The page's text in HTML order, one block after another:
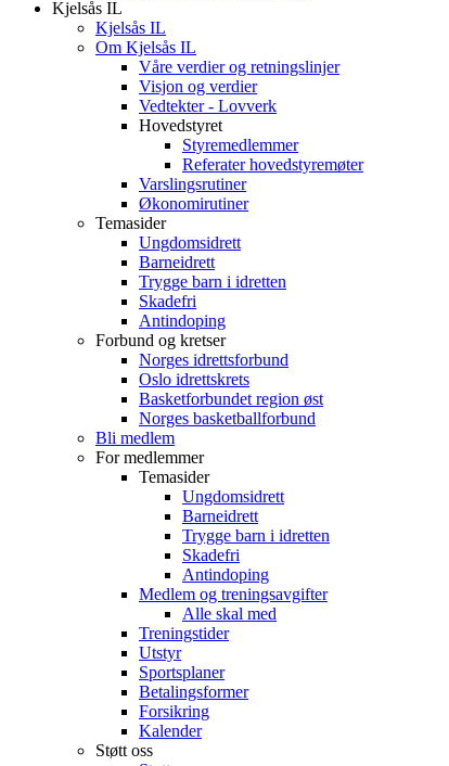
Kjelsås IL
Kjelsås IL
Om Kjelsås IL
Våre verdier og retningslinjer
Visjon og verdier
Vedtekter - Lovverk
Hovedstyret
Styremedlemmer
Referater hovedstyremøter
Varslingsrutiner
Økonomirutiner
Temasider
Ungdomsidrett
Barneidrett
Trygge barn i idretten
Skadefri
Antindoping
Forbund og kretser
Norges idrettsforbund
Oslo idrettskrets
Basketforbundet region øst
Norges basketballforbund
Bli medlem
For medlemmer
Temasider
Ungdomsidrett
Barneidrett
Trygge barn i idretten
Skadefri
Antindoping
Medlem og treningsavgifter
Alle skal med
Treningstider
Utstyr
Sportsplaner
Betalingsformer
Forsikring
Kalender
Støtt oss